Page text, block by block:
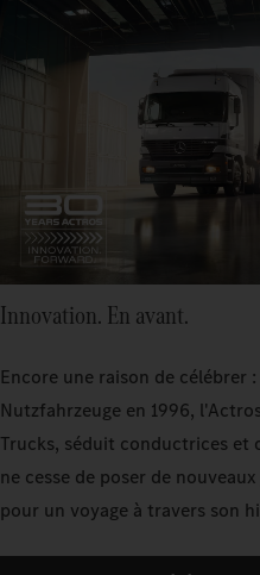
Innovation. En avant.
Encore une raison de célébrer
Nutzfahrzeuge en 1996,
Trucks, séduit conductrices
ne cesse de poser de
pour un voyage à travers son